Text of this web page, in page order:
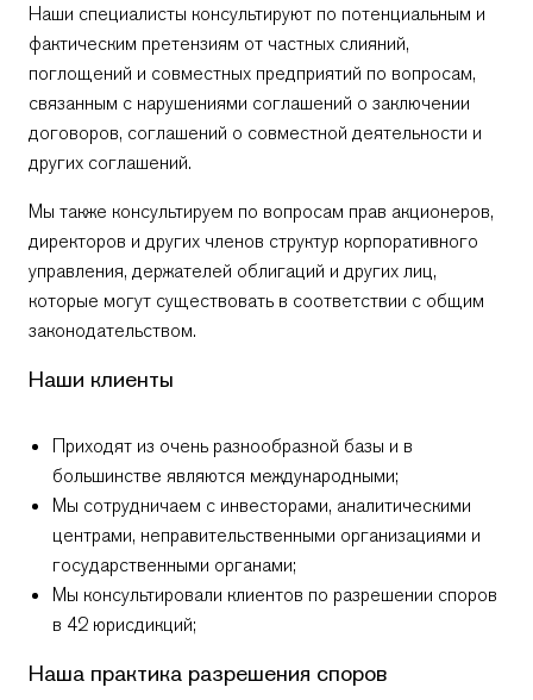
Отправь сообщение
+359 2 996 3868
Отправь сообщение
Невена
+359 2 996 3868
Отправь сообщение
+359 2 996 3868
+359 2 996 3868
Наши специалисты консультируют по потенциальным и
фактическим претензиям от частных слияний,
поглощений и совместных предприятий по вопросам,
связанным с нарушениями соглашений о заключении
договоров, соглашений о совместной деятельности и
других соглашений.
Мы также консультируем по вопросам прав акционеров,
директоров и других членов структур корпоративного
управления, держателей облигаций и других лиц,
которые могут существовать в соответствии с общим
законодательством.
Наши клиенты
Приходят из очень разнообразной базы и в
большинстве являются международными;
Мы сотрудничаем с инвесторами, аналитическими
центрами, неправительственными организациями и
государственными органами;
Мы консультировали клиентов по разрешении споров
в 42 юрисдикций;
Наша практика разрешения споров